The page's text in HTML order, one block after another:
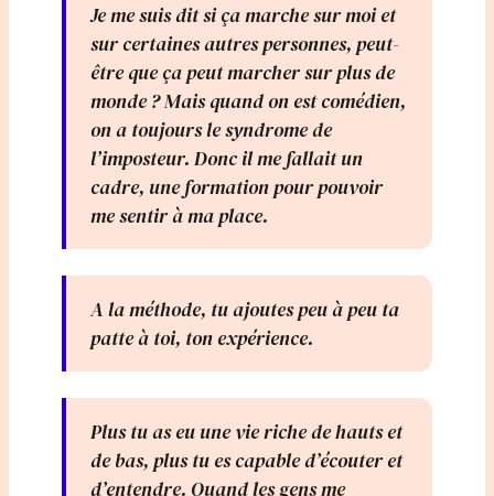
Je me suis dit si ça marche sur moi et
sur certaines autres personnes, peut-
être que ça peut marcher sur plus de
monde ? Mais quand on est comédien,
on a toujours le syndrome de
l’imposteur. Donc il me fallait un
cadre, une formation pour pouvoir
me sentir à ma place.
A la méthode, tu ajoutes peu à peu ta
patte à toi, ton expérience.
Plus tu as eu une vie riche de hauts et
de bas, plus tu es capable d’écouter et
d’entendre. Quand les gens me